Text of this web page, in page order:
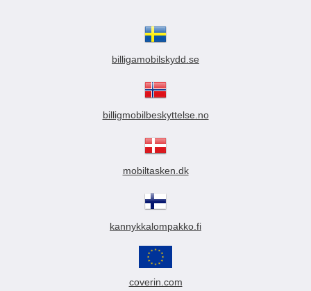
billigamobilskydd.se
billigmobilbeskyttelse.no
mobiltasken.dk
kannykkalompakko.fi
coverin.com